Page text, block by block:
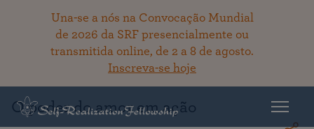
Una-se a nós na Convocação Mundial
de 2026 da SRF presencialmente ou
transmitida online, de 2 a 8 de agosto.
Inscreva-se hoje
Voltar ao acervo
O poder do amor em ação